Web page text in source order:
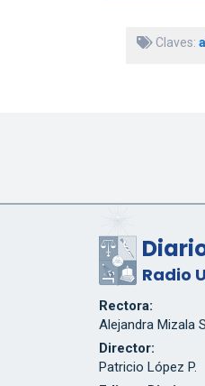
Claves:
Radio
Rectora:
Alejandra Mizala
Director:
Patricio López P.